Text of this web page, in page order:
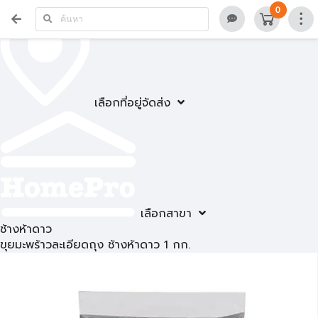
เลือกที่อยู่จัดส่ง
เลือกสาขา
0
ช้างห้าดาว
ขุยมะพร้าวละเอียดถุง ช้างห้าดาว 1 กก.